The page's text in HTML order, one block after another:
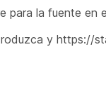
para la fuente en
y https://